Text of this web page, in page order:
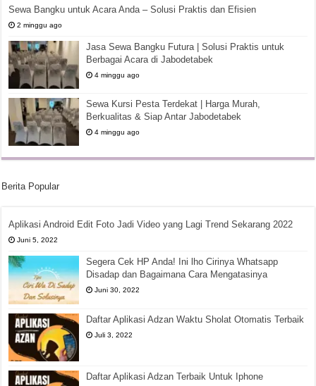
Sewa Bangku untuk Acara Anda – Solusi Praktis dan Efisien
2 minggu ago
Jasa Sewa Bangku Futura | Solusi Praktis untuk
Berbagai Acara di Jabodetabek
4 minggu ago
Sewa Kursi Pesta Terdekat | Harga Murah,
Berkualitas & Siap Antar Jabodetabek
4 minggu ago
Berita Popular
Aplikasi Android Edit Foto Jadi Video yang Lagi Trend Sekarang 2022
Juni 5, 2022
Segera Cek HP Anda! Ini lho Cirinya Whatsapp
Disadap dan Bagaimana Cara Mengatasinya
Juni 30, 2022
Daftar Aplikasi Adzan Waktu Sholat Otomatis Terbaik
Juli 3, 2022
Daftar Aplikasi Adzan Terbaik Untuk Iphone